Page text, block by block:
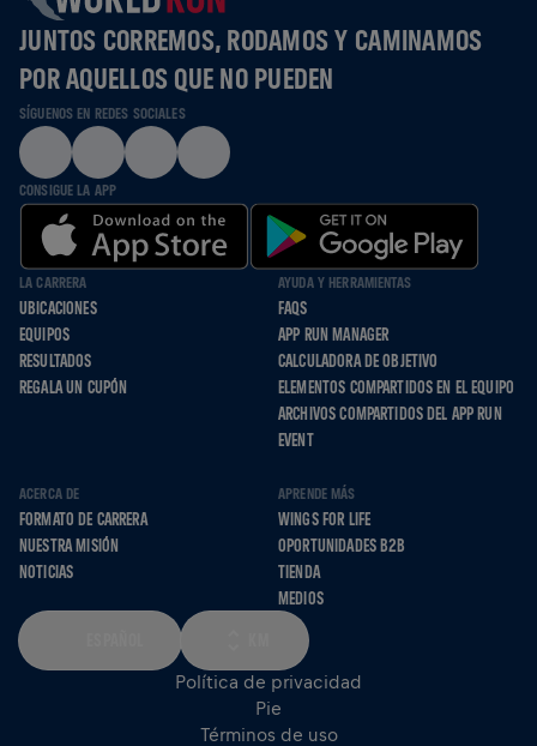
JUNTOS CORREMOS, RODAMOS Y CAMINAMOS
POR AQUELLOS QUE NO PUEDEN
SÍGUENOS EN REDES SOCIALES
CONSIGUE LA APP
LA CARRERA
UBICACIONES
EQUIPOS
RESULTADOS
REGALA UN CUPÓN
AYUDA Y HERRAMIENTAS
FAQS
APP RUN MANAGER
CALCULADORA DE OBJETIVO
ELEMENTOS COMPARTIDOS EN EL EQUIPO
ARCHIVOS COMPARTIDOS DEL APP RUN
EVENT
ACERCA DE
FORMATO DE CARRERA
NUESTRA MISIÓN
NOTICIAS
APRENDE MÁS
WINGS FOR LIFE
OPORTUNIDADES B2B
TIENDA
MEDIOS
Política de privacidad
Pie
Términos de uso